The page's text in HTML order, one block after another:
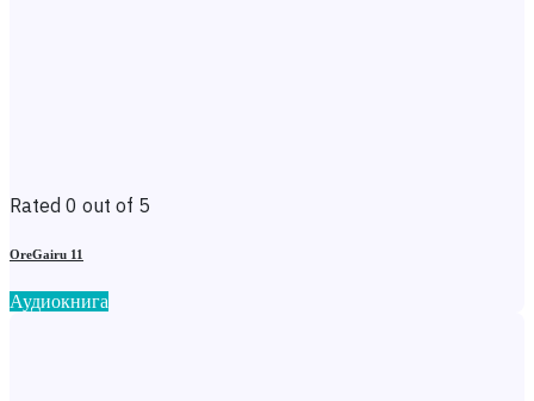
Rated 0 out of 5
OreGairu 11
Аудиокнига